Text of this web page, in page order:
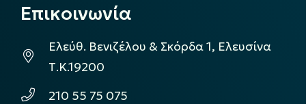
Επικοινωνία
Ελεύθ. Βενιζέλου & Σκόρδα 1, Ελευσίνα
Τ.Κ.19200
210 55 75 075